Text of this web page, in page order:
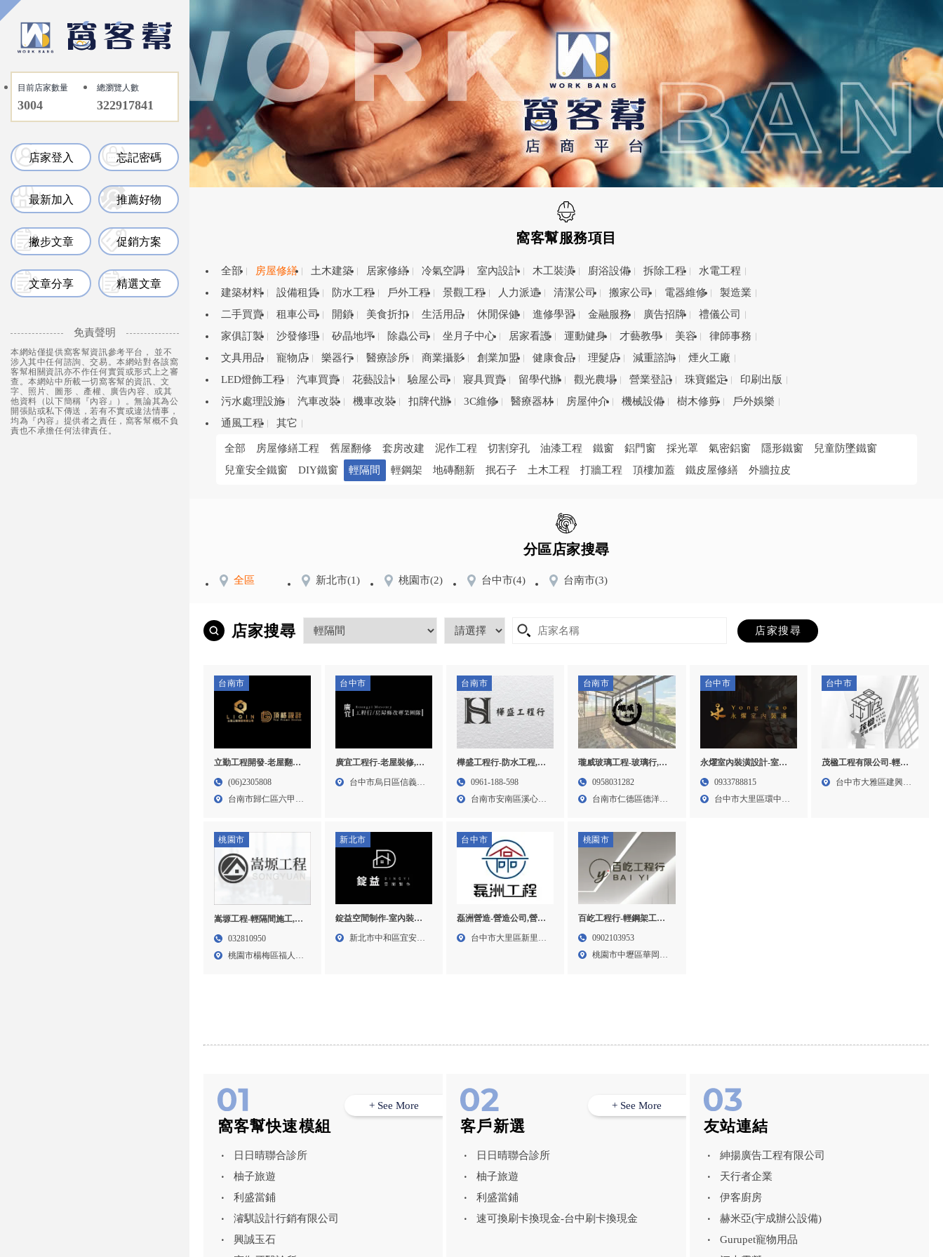
目前店家數量
3004
總瀏覽人數
322917841
店家登入 忘記密碼
最新加入 推薦好物
撇步文章 促銷方案
文章分享 精選文章
免責聲明
本網站僅提供窩客幫資訊參考平台， 並不
涉入其中任何諮詢、交易。本網站對各該窩
客幫相關資訊亦不作任何實質或形式上之審
查。本網站中所載一切窩客幫的資訊、文
字、照片、圖形 、產權、廣告內容、或其
他資料（以下簡稱『內容』）。無論其為公
開張貼或私下傳送，若有不實或違法情事，
均為『內容』提供者之責任，窩客幫概不負
責也不承擔任何法律責任。
窩客幫服務項目
全部 房屋修繕 土木建築 居家修繕 冷氣空調 室內設計 木工裝潢 廚浴設備 拆除工程
水電工程
建築材料
設備租賃 防水工程 戶外工程 景觀工程 人力派遣 清潔公司 搬家公司 電器維修
製造業
二手買賣
租車公司 開鎖 美食折扣 生活用品 休閒保健 進修學習 金融服務 廣告招牌
禮儀公司
家俱訂製
沙發修理 矽晶地坪 除蟲公司 坐月子中心 居家看護 運動健身 才藝教學 美容
律師事務
文具用品
寵物店 樂器行 醫療診所 商業攝影 創業加盟 健康食品 理髮店 減重諮詢
煙火工廠
LED燈飾工程
汽車買賣 花藝設計 驗屋公司 寢具買賣 留學代辦 觀光農場 營業登記 珠寶鑑定
印刷出版
污水處理設施
汽車改裝 機車改裝 扣牌代辦 3C維修 醫療器材 房屋仲介 機械設備 樹木修剪
戶外娛樂
通風工程
其它
全部 房屋修繕工程 舊屋翻修 套房改建 泥作工程 切割穿孔 油漆工程 鐵窗 鋁門窗 採光罩 氣密鋁窗 隱形鐵窗
兒童防墜鐵窗
兒童安全鐵窗
DIY鐵窗 輕隔間 輕鋼架 地磚翻新 抿石子 土木工程 打牆工程 頂樓加蓋 鐵皮屋修繕 外牆拉皮
分區店家搜尋
全區 新北市(1) 桃園市(2) 台中市(4) 台南市(3)
店家搜尋
台南市
立勤工程開發-老屋翻修,
室內裝修,台南老屋翻修,
屋翻修
(06)2305808
台南市歸仁區六甲路
台中市
廣宜工程行-老屋裝修,房
屋翻新,台中房屋翻新,烏
台中市烏日區信義街
台南市
樺盛工程行-防水工程,除
鏽工程,隔熱工程,台南防
南隔熱工程
0961-188-598
台南市安南區溪心里
台南市
瓏威玻璃工程-玻璃行,玻
璃工廠,台南玻璃行,仁德
0958031282
台南市仁德區德洋二
台中市
永燿室內裝潢設計-室內
裝潢,台中室內裝潢,台中
大里室內裝潢公司
0933788815
台中市大里區環中東
台中市
茂楹工程有限公司-輕隔
間工程,輕鋼架工程,台中
台中市大雅區建興路
桃園市
嵩塬工程-輕隔間施工,輕
鋼架施工,桃園輕隔間施
區輕隔間施工,楊梅區輕
032810950
桃園市楊梅區福人路
新北市
錠益空間制作-室內裝修,
店面裝修,台北室內裝修,
新北市中和區宜安路
台中市
磊洲營造-營造公司,營造
廠,台中營造公司,大里區
台中市大里區新里里
桃園市
百屹工程行-輕鋼架工程,
輕鋼架施工,桃園輕鋼架
0902103953
桃園市中壢區華岡街
窩客幫快速模組
日日晴聯合診所
柚子旅遊
利盛當鋪
濬騏設計行銷有限公司
興誠玉石
+ See More
客戶新選
日日晴聯合診所
柚子旅遊
利盛當鋪
速可換刷卡換現金-台中刷卡換現金
+ See More
友站連結
紳揚廣告工程有限公司
天行者企業
伊客廚房
赫米亞(宇成辦公設備)
Gurupet寵物用品